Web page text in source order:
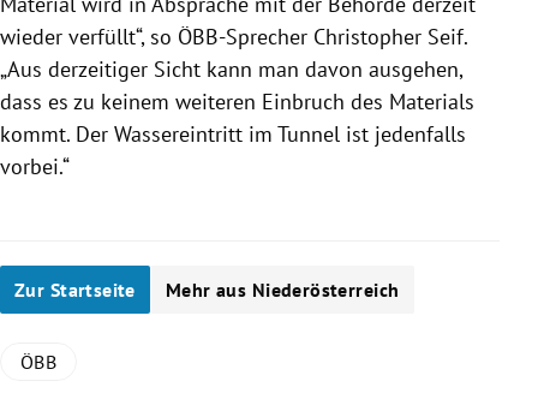
wieder verfüllt“, so ÖBB-Sprecher Christopher Seif.
„Aus derzeitiger Sicht kann man davon ausgehen,
dass es zu keinem weiteren Einbruch des Materials
kommt. Der Wassereintritt im Tunnel ist jedenfalls
vorbei.“
Zur Startseite Mehr aus Niederösterreich
ÖBB